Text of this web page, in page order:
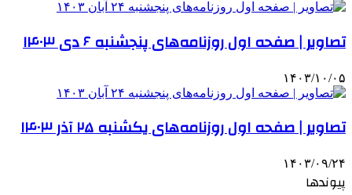
تصاویر | صفحه اول روزنامه‌های پنجشنبه ۶ دی ۱۴۰۳
۱۴۰۳/۱۰/۰۵
تصاویر | صفحه اول روزنامه‌های یکشنبه ۲۵ آذر ۱۴۰۳
۱۴۰۳/۰۹/۲۴
پیوندها